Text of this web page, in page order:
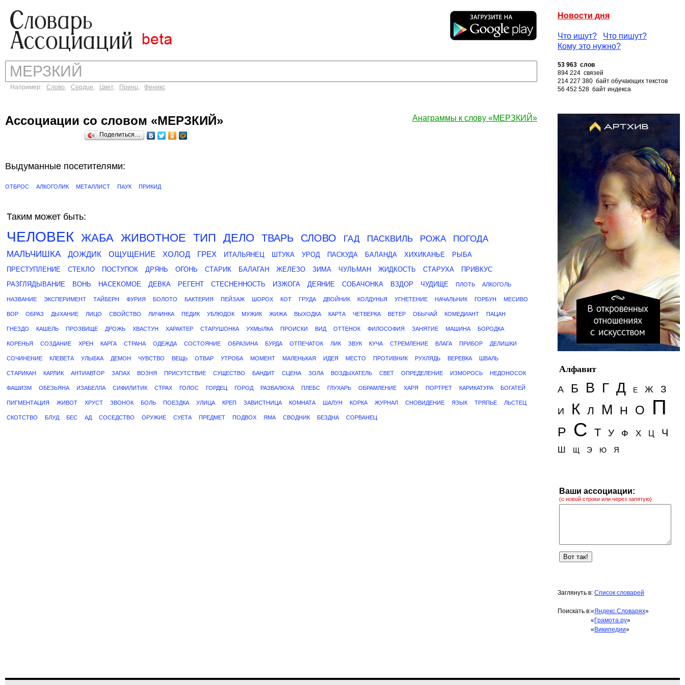
Новости дня
Что ищут?
Что пишут?
Кому это нужно?
Например: Слово, Сердце, Цвет, Принц, Феникс
53 963 слов
894 224 связей
214 227 380 байт обучающих текстов
56 452 528 байт индекса
Анаграммы к слову «МЕРЗКИЙ»
Ассоциации со словом «МЕРЗКИЙ»
Поделиться…
Выдуманные посетителями:
ОТБРОС АЛКОГОЛИК МЕТАЛЛИСТ ПАУК ПРИКИД
Таким может быть:
ЧЕЛОВЕК ЖАБА ЖИВОТНОЕ ТИП ДЕЛО ТВАРЬ СЛОВО ГАД ПАСКВИЛЬ РОЖА
ПОГОДА
МАЛЬЧИШКА
ДОЖДИК ОЩУЩЕНИЕ ХОЛОД ГРЕХ ИТАЛЬЯНЕЦ ШТУКА УРОД ПАСКУДА БАЛАНДА ХИХИКАНЬЕ
РЫБА
ПРЕСТУПЛЕНИЕ
СТЕКЛО ПОСТУПОК ДРЯНЬ ОГОНЬ СТАРИК БАЛАГАН ЖЕЛЕЗО ЗИМА ЧУЛЬМАН ЖИДКОСТЬ СТАРУХА
ПРИВКУС
РАЗГЛЯДЫВАНИЕ
ВОНЬ НАСЕКОМОЕ ДЕВКА РЕГЕНТ СТЕСНЕННОСТЬ ИЗЖОГА ДЕЯНИЕ СОБАЧОНКА ВЗДОР ЧУДИЩЕ ПЛОТЬ АЛКОГОЛЬ
НАЗВАНИЕ ЭКСПЕРИМЕНТ ТАЙБЕРН ФУРИЯ БОЛОТО БАКТЕРИЯ ПЕЙЗАЖ ШОРОХ КОТ ГРУДА ДВОЙНИК КОЛДУНЬЯ УГНЕТЕНИЕ НАЧАЛЬНИК ГОРБУН МЕСИВО
ВОР ОБРАЗ ДЫХАНИЕ ЛИЦО СВОЙСТВО ЛИЧИНКА ПЕДИК УБЛЮДОК МУЖИК ЖИЖА ВЫХОДКА КАРТА ЧЕТВЕРКА ВЕТЕР ОБЫЧАЙ КОМЕДИАНТ ПАЦАН
ГНЕЗДО КАШЕЛЬ ПРОЗВИЩЕ ДРОЖЬ ХВАСТУН ХАРАКТЕР СТАРУШОНКА УХМЫЛКА ПРОИСКИ ВИД ОТТЕНОК ФИЛОСОФИЯ ЗАНЯТИЕ МАШИНА БОРОДКА
КОРЕНЬЯ СОЗДАНИЕ ХРЕН КАРГА СТРАНА ОДЕЖДА СОСТОЯНИЕ ОБРАЗИНА БУРДА ОТПЕЧАТОК ЛИК ЗВУК КУЧА СТРЕМЛЕНИЕ ВЛАГА ПРИБОР ДЕЛИШКИ
СОЧИНЕНИЕ КЛЕВЕТА УЛЫБКА ДЕМОН ЧУВСТВО ВЕЩЬ ОТВАР УТРОБА МОМЕНТ МАЛЕНЬКАЯ ИДЕЯ МЕСТО ПРОТИВНИК РУХЛЯДЬ ВЕРЕВКА ШВАЛЬ
СТАРИКАН КАРЛИК АНТИАВТОР ЗАПАХ ВОЗНЯ ПРИСУТСТВИЕ СУЩЕСТВО БАНДИТ СЦЕНА ЗОЛА ВОЗДЫХАТЕЛЬ СВЕТ ОПРЕДЕЛЕНИЕ ИЗМОРОСЬ НЕДОНОСОК
ФАШИЗМ ОБЕЗЬЯНА ИЗАБЕЛЛА СИФИЛИТИК СТРАХ ГОЛОС ГОРДЕЦ ГОРОД РАЗВАЛЮХА ПЛЕБС ГЛУХАРЬ ОБРАМЛЕНИЕ ХАРЯ ПОРТРЕТ КАРИКАТУРА БОГАТЕЙ
ПИГМЕНТАЦИЯ ЖИВОТ ХРУСТ ЗВОНОК БОЛЬ ПОЕЗДКА УЛИЦА КРЕП ЗАВИСТНИЦА КОМНАТА ШАЛУН КОРКА ЖУРНАЛ СНОВИДЕНИЕ ЯЗЫК ТРЯПЬЕ ЛЬСТЕЦ
СКОТСТВО БЛУД БЕС АД СОСЕДСТВО ОРУЖИЕ СУЕТА ПРЕДМЕТ ПОДВОХ ЯМА СВОДНИК БЕЗДНА СОРВАНЕЦ
Алфавит
А
Б В Г Д Е Ж З
И К Л М Н О П
Р С Т У Ф Х Ц Ч
Ш Щ Э Ю Я
Ваши ассоциации:
(с новой строки или через запятую)
Заглянуть в: Список словарей
Поискать в:«Яндекс.Словарях»
« Грамота.ру»
« Википедии»